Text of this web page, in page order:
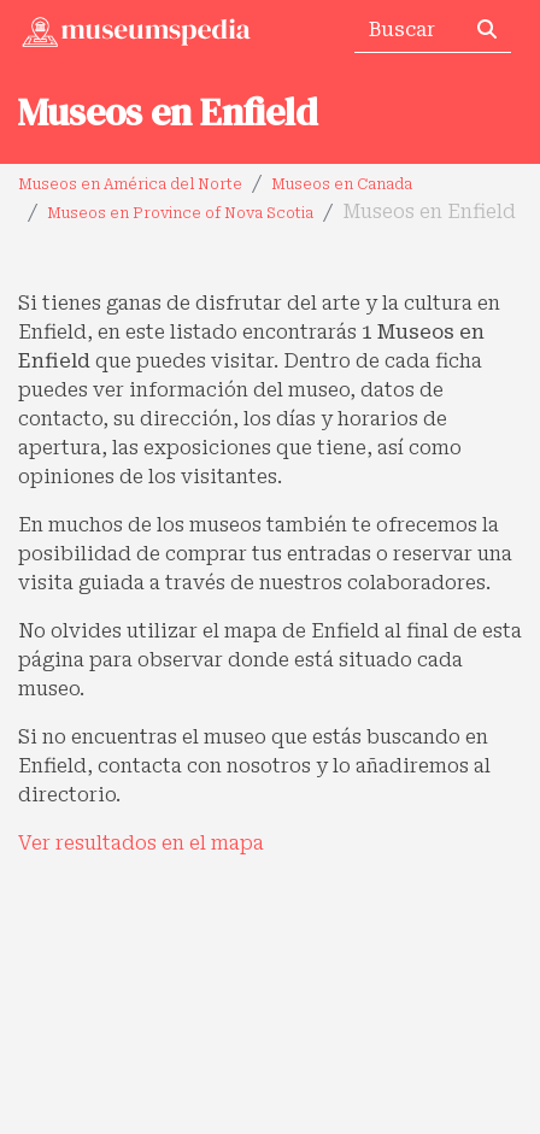
Museos en Enfield
Museos en América del Norte
Museos en Canada
Museos en Province of Nova Scotia
Museos en Enfield
Si tienes ganas de disfrutar del arte y la cultura en
Enfield, en este listado encontrarás 1 Museos en
Enfield que puedes visitar. Dentro de cada ficha
puedes ver información del museo, datos de
contacto, su dirección, los días y horarios de
apertura, las exposiciones que tiene, así como
opiniones de los visitantes.
En muchos de los museos también te ofrecemos la
posibilidad de comprar tus entradas o reservar una
visita guiada a través de nuestros colaboradores.
No olvides utilizar el mapa de Enfield al final de esta
página para observar donde está situado cada
museo.
Si no encuentras el museo que estás buscando en
Enfield, contacta con nosotros y lo añadiremos al
directorio.
Ver resultados en el mapa